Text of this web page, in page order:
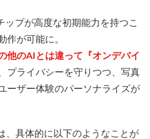
ップが高度な初期能力を持つこ
作が可能に。
他のAIとは違って『オンデバイ
プライバシーを守りつつ、写真
ーザー体験のパーソナライズが
、具体的に以下のようなことが